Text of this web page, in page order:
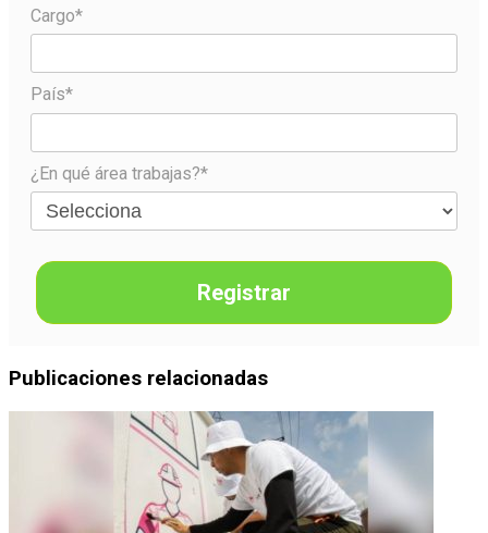
Cargo*
País*
¿En qué área trabajas?*
Registrar
Publicaciones relacionadas